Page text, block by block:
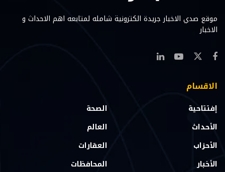
موقع صدي الاخبار جريدة الكترونية شامله لمتابعه اهم الاحداث و
الاخبار
الاقسام
إفتتاحية
الأحداث
الأحزاب
الأخبار
الصحة
العالم
العقارات
المحافظات